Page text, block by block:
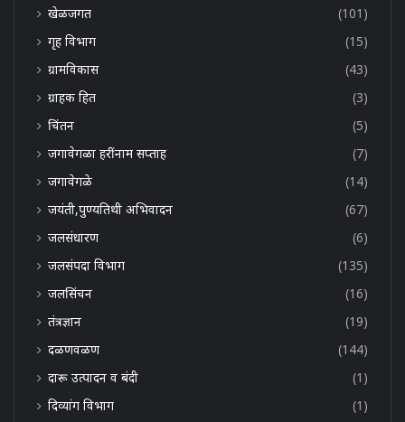
खेळजगत
(101)
गृह विभाग
(15)
ग्रामविकास
(43)
ग्राहक हित
(3)
चिंतन
(5)
जगावेगळा हरींनाम सप्ताह
(7)
जगावेगळे
(14)
जयंती,पुण्यतिथी अभिवादन
(67)
जलसंधारण
(6)
जलसंपदा विभाग
(135)
जलसिंचन
(16)
तंत्रज्ञान
(19)
दळणवळण
(144)
दारू उत्पादन व बंदी
(1)
दिव्यांग विभाग
(1)